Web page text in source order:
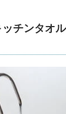
チンタオ